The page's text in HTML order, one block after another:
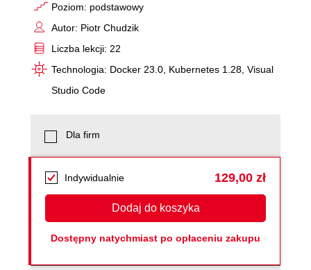
Poziom: podstawowy
Autor: Piotr Chudzik
Liczba lekcji: 22
Technologia: Docker 23.0, Kubernetes 1.28, Visual
Studio Code
Dla firm
Indywidualnie 129,00 zł
Dodaj do koszyka
Dostępny natychmiast po opłaceniu zakupu